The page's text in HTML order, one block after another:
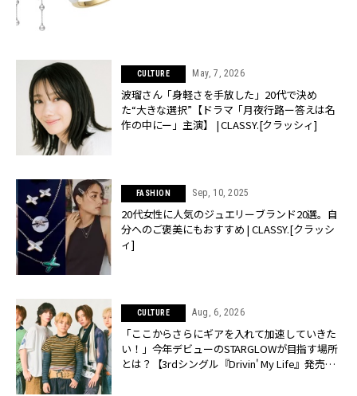
CULTURE May, 7, 2026
波瑠さん「身軽さを手放した」20代で決め
た“大きな選択”【ドラマ「月夜行路ー答えは名
作の中にー」主演】 | CLASSY.[クラッシィ]
FASHION Sep, 10, 2025
20代女性に人気のジュエリーブランド20選。自
分へのご褒美にもおすすめ | CLASSY.[クラッシ
ィ]
CULTURE Aug, 6, 2026
「ここからさらにギアを入れて加速していきた
い！」今年デビューのSTARGLOWが目指す場所
とは？【3rdシングル『Drivin' My Life』発売】 |